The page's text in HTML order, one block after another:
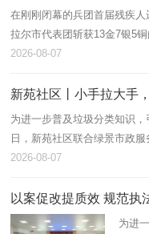
在刚刚闭幕的兵团首届残疾
拉尔市代表团斩获13金7银5
上浓墨重彩的一笔。
2026-08-07
新苑社区丨小手拉大手
为进一步普及垃圾分类知识
日，新苑社区联合绿景市政
手”垃圾分类主题宣讲活动，
2026-08-07
以案促改提质效 规范执
为进